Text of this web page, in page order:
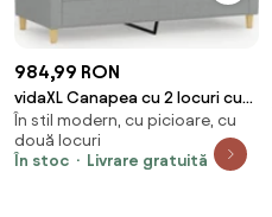
984,99 RON
vidaXL Canapea cu 2 locuri cu
pernuțe, gri deschis, 140 cm,
textil
În stil modern, cu picioare, cu
două locuri
În stoc
Livrare gratuită